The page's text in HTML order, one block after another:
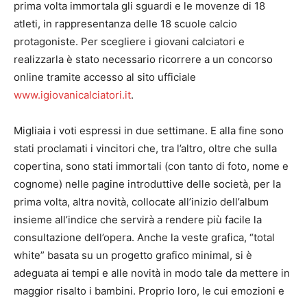
prima volta immortala gli sguardi e le movenze di 18
atleti, in rappresentanza delle 18 scuole calcio
protagoniste. Per scegliere i giovani calciatori e
realizzarla è stato necessario ricorrere a un concorso
online tramite accesso al sito ufficiale
www.igiovanicalciatori.it.
Migliaia i voti espressi in due settimane. E alla fine sono
stati proclamati i vincitori che, tra l’altro, oltre che sulla
copertina, sono stati immortali (con tanto di foto, nome e
cognome) nelle pagine introduttive delle società, per la
prima volta, altra novità, collocate all’inizio dell’album
insieme all’indice che servirà a rendere più facile la
consultazione dell’opera. Anche la veste grafica, “total
white” basata su un progetto grafico minimal, si è
adeguata ai tempi e alle novità in modo tale da mettere in
maggior risalto i bambini. Proprio loro, le cui emozioni e